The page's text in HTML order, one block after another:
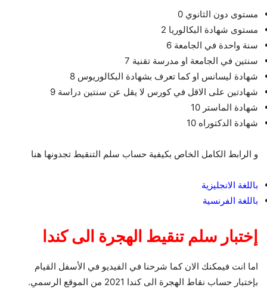
مستوى دون الثانوي 0
مستوى شهادة البكالوريا 2
سنة واحدة في الجامعة 6
سنتين في الجامعة او مدرسة تقنية 7
شهادة ليسانس او كما تعرف بشهادة البكالوريوس 8
شهادتين على الاقل في كورس لا يقل عن سنتين دراسة 9
شهادة الماستر 10
شهادة الدكتوراه 10
و الرابط الكامل الخاص بكيفية حساب سلم التنقيط تجدونها هنا
باللغة الانجليزية
باللغة الفرنسية
إختبار سلم تنقيط الهجرة الى كندا
اما انت فيمكنك الان كما شرحنا في الفيديو في الأسفل القيام
بإختبار حساب نقاط الهجرة الى كندا 2021 من الموقع الرسمي.